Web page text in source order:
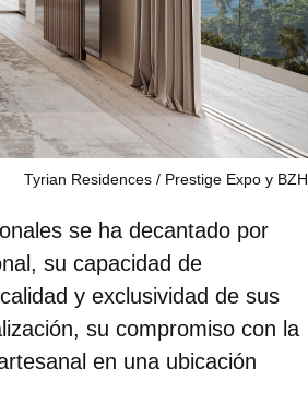
Tyrian Residences Prestige Expo y BZH
se ha decantado por
, su capacidad de
y exclusividad de sus
su compromiso con la
en una ubicación